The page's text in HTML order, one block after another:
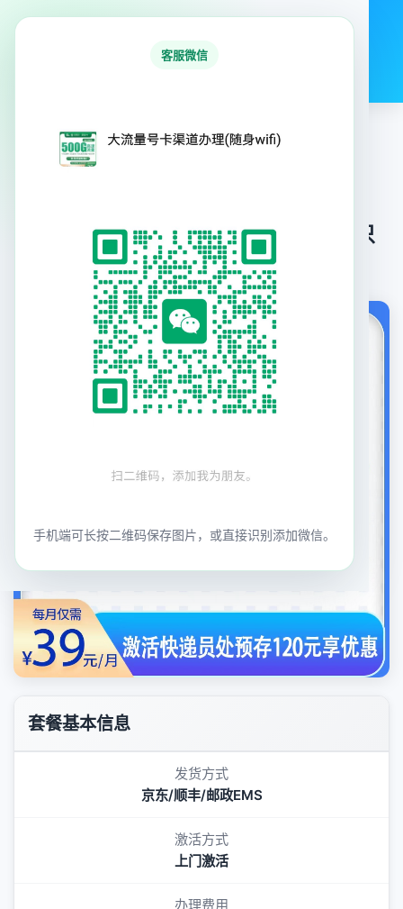
客服微信
手机端可长按二维码保存图片，或直接识别添加微信。
号易号卡平台
号卡产品
号卡产
G1电信光子卡39元205G+300分钟【只发浙
G1电信光子卡39元205G+300分钟【只
发浙江】
套餐基本信息
发货方式
京东/顺丰/邮政EMS
激活方式
上门激活
办理费用